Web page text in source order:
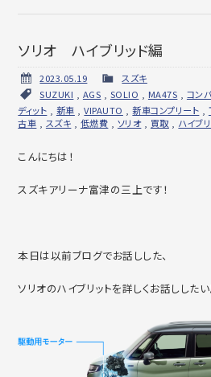
ソリオ ハイブリッド編
2023.05.19
スズキ
SUZUKI
AGS SOLIO MA47S コン
ディット
新車 ,VIPAUTO ,新車コンプリート
古車
スズキ 低燃費 ソリオ, 買取 ハイブ
こんにちは！
スズキアリーナ富津の三上です！
本日は以前ブログでお話しした、
ソリオのハイブリットを詳しくお話しした